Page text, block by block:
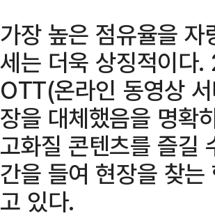
가장 높은 점유율을
세는 더욱 상징적이다
OTT(온라인 동영상
장을 대체했음을 명확
고화질 콘텐츠를 즐길
간을 들여 현장을 찾는
고 있다.